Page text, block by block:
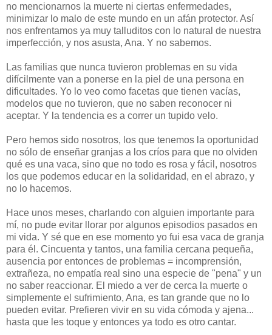
no mencionarnos la muerte ni ciertas enfermedades,
minimizar lo malo de este mundo en un afán protector. Así
nos enfrentamos ya muy talluditos con lo natural de nuestra
imperfección, y nos asusta, Ana. Y no sabemos.
Las familias que nunca tuvieron problemas en su vida
difícilmente van a ponerse en la piel de una persona en
dificultades. Yo lo veo como facetas que tienen vacías,
modelos que no tuvieron, que no saben reconocer ni
aceptar. Y la tendencia es a correr un tupido velo.
Pero hemos sido nosotros, los que tenemos la oportunidad
no sólo de enseñar granjas a los críos para que no olviden
qué es una vaca, sino que no todo es rosa y fácil, nosotros
los que podemos educar en la solidaridad, en el abrazo, y
no lo hacemos.
Hace unos meses, charlando con alguien importante para
mí, no pude evitar llorar por algunos episodios pasados en
mi vida. Y sé que en ese momento yo fui esa vaca de granja
para él. Cincuenta y tantos, una familia cercana pequeña,
ausencia por entonces de problemas = incomprensión,
extrañeza, no empatía real sino una especie de "pena" y un
no saber reaccionar. El miedo a ver de cerca la muerte o
simplemente el sufrimiento, Ana, es tan grande que no lo
pueden evitar. Prefieren vivir en su vida cómoda y ajena...
hasta que les toque y entonces ya todo es otro cantar.